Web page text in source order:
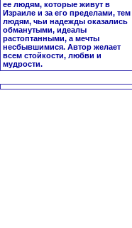
ее людям, которые живут в
Израиле и за его пределами, тем
людям, чьи надежды оказались
обманутыми, идеалы
растоптанными, а мечты
несбывшимися. Автор желает
всем стойкости, любви и
мудрости.